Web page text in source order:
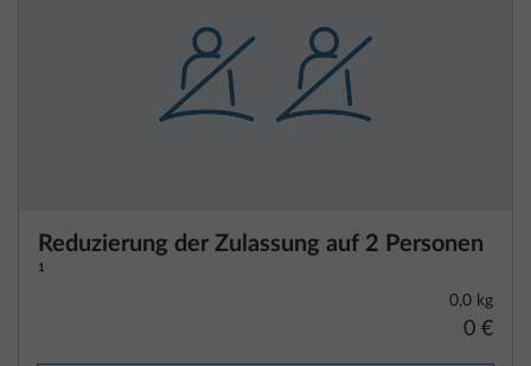
Reduzierung der Zulassung auf 2 Personen
1
0,0 kg
0 €